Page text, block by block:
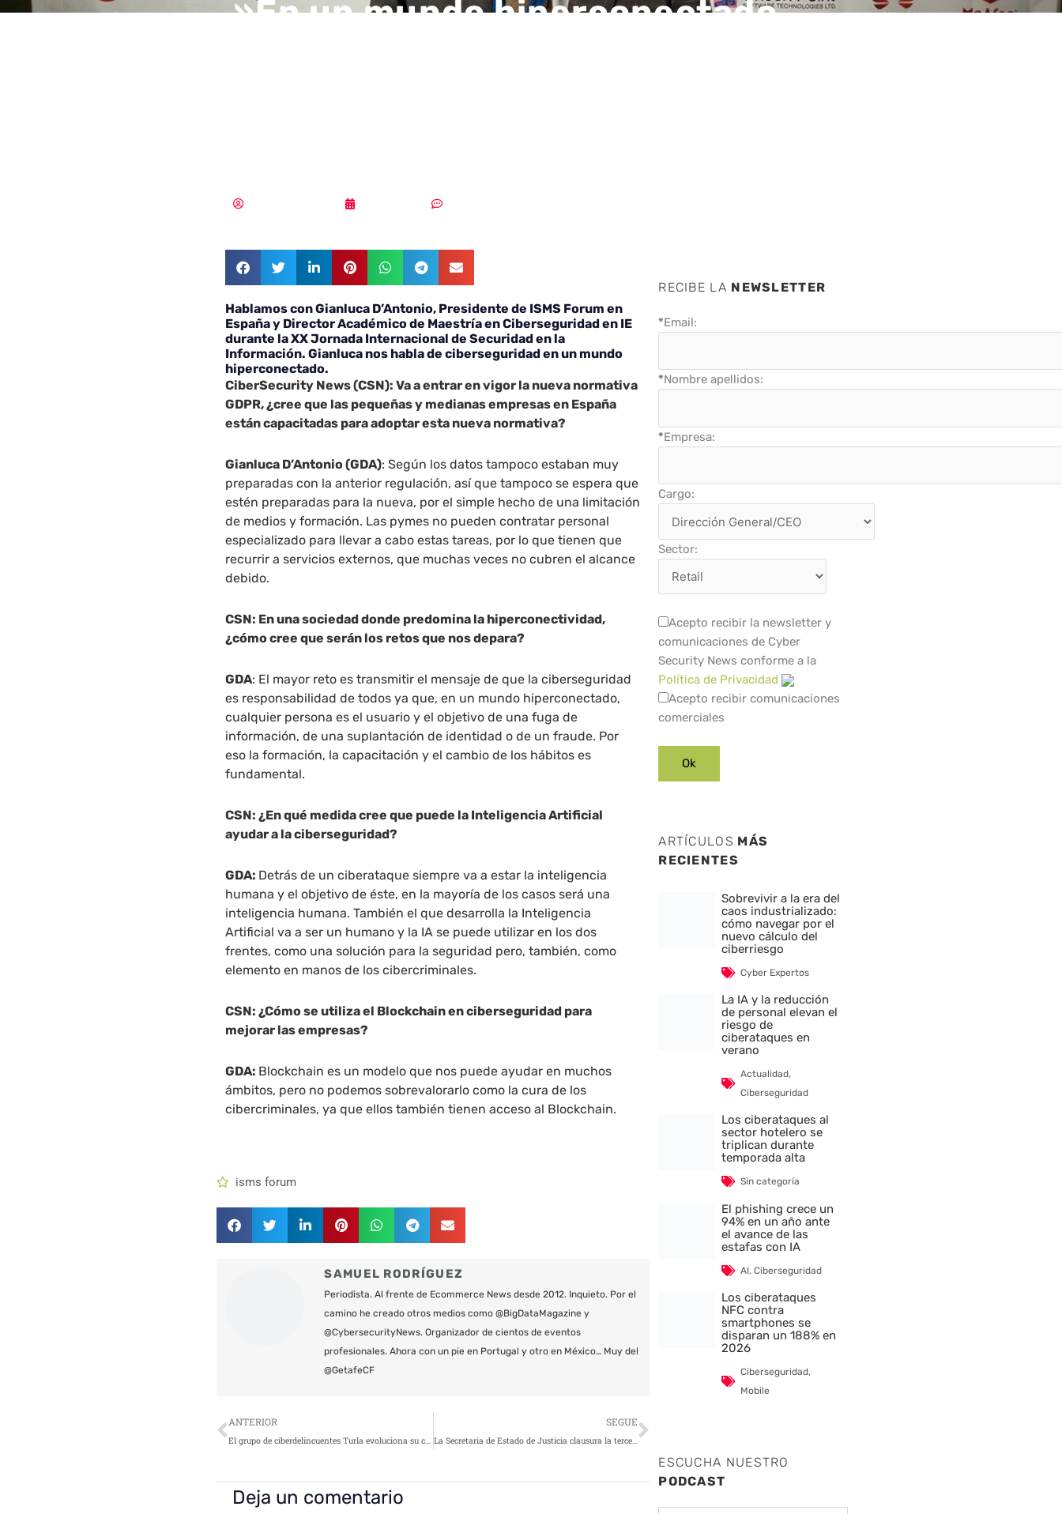
»En un mundo hiperconectado,
Hablamos con Gianluca D’Antonio, Presidente de ISMS Forum en
España y Director Académico de Maestría en Ciberseguridad en IE
durante la XX Jornada Internacional de Securidad en la
Información. Gianluca nos habla de ciberseguridad en un mundo
hiperconectado.
CiberSecurity News (CSN): Va a entrar en vigor la nueva normativa
GDPR, ¿cree que las pequeñas y medianas empresas en España
están capacitadas para adoptar esta nueva normativa?
Gianluca D’Antonio (GDA): Según los datos tampoco estaban muy
preparadas con la anterior regulación, así que tampoco se espera que
estén preparadas para la nueva, por el simple hecho de una limitación
de medios y formación. Las pymes no pueden contratar personal
especializado para llevar a cabo estas tareas, por lo que tienen que
recurrir a servicios externos, que muchas veces no cubren el alcance
debido.
CSN: En una sociedad donde predomina la hiperconectividad,
¿cómo cree que serán los retos que nos depara?
GDA: El mayor reto es transmitir el mensaje de que la ciberseguridad
es responsabilidad de todos ya que, en un mundo hiperconectado,
cualquier persona es el usuario y el objetivo de una fuga de
información, de una suplantación de identidad o de un fraude. Por
eso la formación, la capacitación y el cambio de los hábitos es
fundamental.
CSN: ¿En qué medida cree que puede la Inteligencia Artificial
ayudar a la ciberseguridad?
GDA: Detrás de un ciberataque siempre va a estar la inteligencia
humana y el objetivo de éste, en la mayoría de los casos será una
inteligencia humana. También el que desarrolla la Inteligencia
Artificial va a ser un humano y la IA se puede utilizar en los dos
frentes, como una solución para la seguridad pero, también, como
elemento en manos de los cibercriminales.
CSN: ¿Cómo se utiliza el Blockchain en ciberseguridad para
mejorar las empresas?
GDA: Blockchain es un modelo que nos puede ayudar en muchos
ámbitos, pero no podemos sobrevalorarlo como la cura de los
cibercriminales, ya que ellos también tienen acceso al Blockchain.
isms forum
SAMUEL RODRÍGUEZ
Periodista. Al frente de Ecommerce News desde 2012. Inquieto. Por el
camino he creado otros medios como @BigDataMagazine y
@CybersecurityNews. Organizador de cientos de eventos
profesionales. Ahora con un pie en Portugal y otro en México… Muy del
@GetafeCF
Ant
ANTERIOR
El grupo de ciberdelincuentes Turla evoluciona su campaña Mosquito para atacar embajadas
SEGUE
La Secretaria de Estado de Justicia clausura la tercera edición de DES
Siguiente
Deja un comentario
RECIBE LA NEWSLETTER
*Email:
*Nombre apellidos:
*Empresa:
Cargo:
Sector:
Acepto recibir la newsletter y
comunicaciones de Cyber
Security News conforme a la
Política de Privacidad
Acepto recibir comunicaciones
comerciales
ARTÍCULOS MÁS
RECIENTES
Sobrevivir a la era del
caos industrializado:
cómo navegar por el
nuevo cálculo del
ciberriesgo
Cyber Expertos
La IA y la reducción
de personal elevan el
riesgo de
ciberataques en
verano
Actualidad,
Ciberseguridad
Los ciberataques al
sector hotelero se
triplican durante
temporada alta
Sin categoría
El phishing crece un
94% en un año ante
el avance de las
estafas con IA
AI,Ciberseguridad
Los ciberataques
NFC contra
smartphones se
disparan un 188% en
2026
Ciberseguridad,
Mobile
ESCUCHA NUESTRO
PODCAST